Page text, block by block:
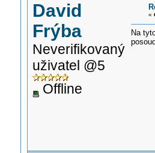
David
Frýba
Neverifikovaný
uživatel @5
Offline
«
Na